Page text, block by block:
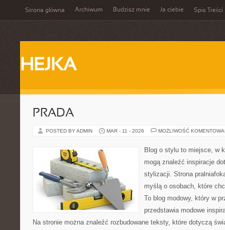
Strona główna Archiwum Budzisz mnie Ja ciebie Spis Treści
HEJKA
PRADA
POSTED BY ADMIN MAR - 11 - 2026 MOŻLIWOŚĆ
Blog o stylu to miejsce, w
mogą znaleźć inspiracje
stylizacji. Strona
myślą o osobach, które
To blog modowy, który w
przedstawia modowe
Na stronie można znaleźć rozbudowane teksty, które dotyczą